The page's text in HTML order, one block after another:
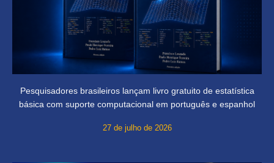
Pesquisadores brasileiros lançam livro gratuito de estatística
básica com suporte computacional em português e espanhol
27 de julho de 2026